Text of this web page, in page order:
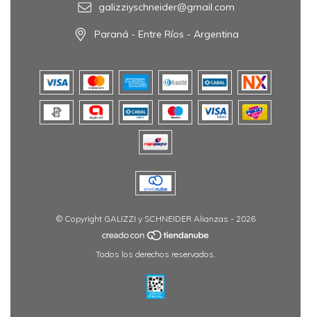
galizziyschneider@gmail.com
Paraná - Entre Ríos - Argentina
© Copyright GALIZZI y SCHNEIDER Alianzas - 2026
Todos los derechos reservados.